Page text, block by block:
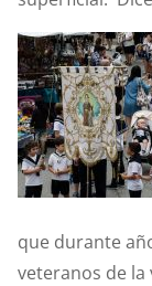
que durante
veteranos de